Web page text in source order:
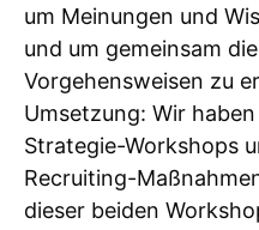
um Meinungen und
und um gemeinsam
Vorgehensweisen zu
Umsetzung: Wir
Strategie-Workshops
Recruiting-
dieser beiden